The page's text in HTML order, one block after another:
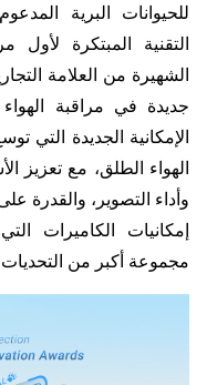
للحيوانات البرية المدعوم
التقنية
المبتكرة لأول
الشهيرة من العلامة
جديدة في مراقبة الهواء
الإمكانية الجديدة التي
الهواء الطلق، مع تعزيز
وأداء التصوير، والقدرة
إمكانيات
الكاميرات التي
مجموعة أكبر من التحديات